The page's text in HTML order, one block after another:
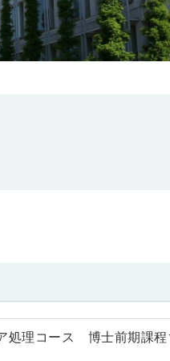
処理コース 博士前期課